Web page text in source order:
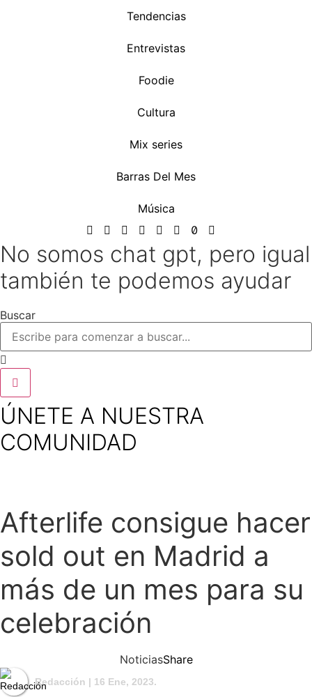
Tendencias
Entrevistas
Foodie
Cultura
Mix series
Barras Del Mes
Música
No somos chat gpt, pero igual
también te podemos ayudar
Buscar
ÚNETE A NUESTRA
COMUNIDAD
Afterlife consigue hacer
sold out en Madrid a
más de un mes para su
celebración
NoticiasShare
Redacción | 16 Ene, 2023.